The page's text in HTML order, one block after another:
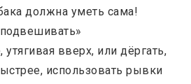
должна уметь сама!
утягивая вверх, или дёргать,
использовать рывки